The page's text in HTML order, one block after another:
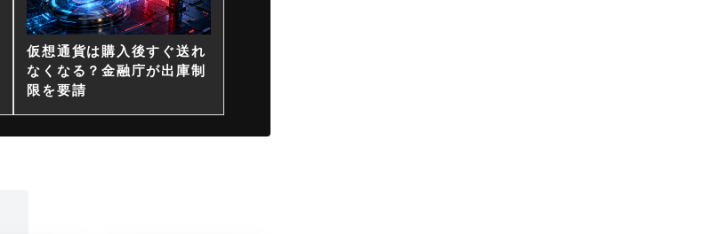
仮想通貨は購入後すぐ送れ
なくなる？金融庁が出庫制
限を要請